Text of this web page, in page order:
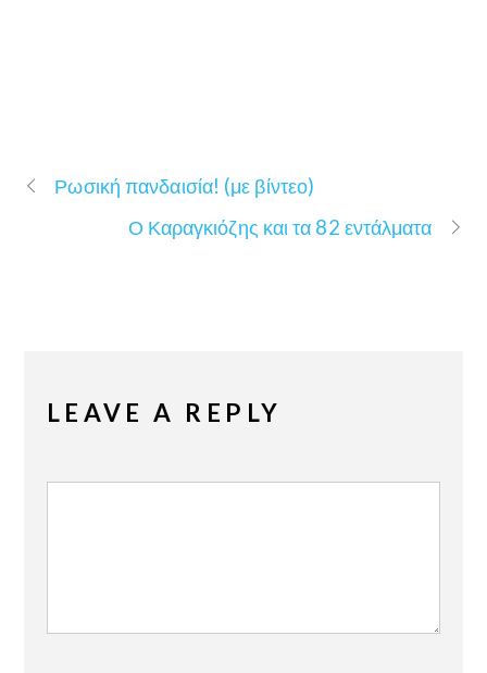
Ρωσική πανδαισία! (με βίντεο)
Ο Καραγκιόζης και τα 82 εντάλματα
LEAVE A REPLY